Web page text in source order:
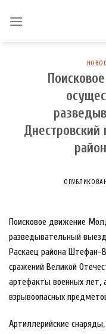
Поисковое движение
разведывательный
Раскаец района Штефан-
сражений Великой
артефакты военных лет,
взрывоопасных
Артиллерийские